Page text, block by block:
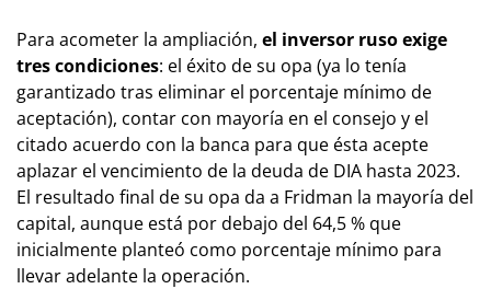
Para acometer la ampliación, el inversor ruso exige
tres condiciones: el éxito de su opa (ya lo tenía
garantizado tras eliminar el porcentaje mínimo de
aceptación), contar con mayoría en el consejo y el
citado acuerdo con la banca para que ésta acepte
aplazar el vencimiento de la deuda de DIA hasta 2023.
El resultado final de su opa da a Fridman la mayoría del
capital, aunque está por debajo del 64,5 % que
inicialmente planteó como porcentaje mínimo para
llevar adelante la operación.